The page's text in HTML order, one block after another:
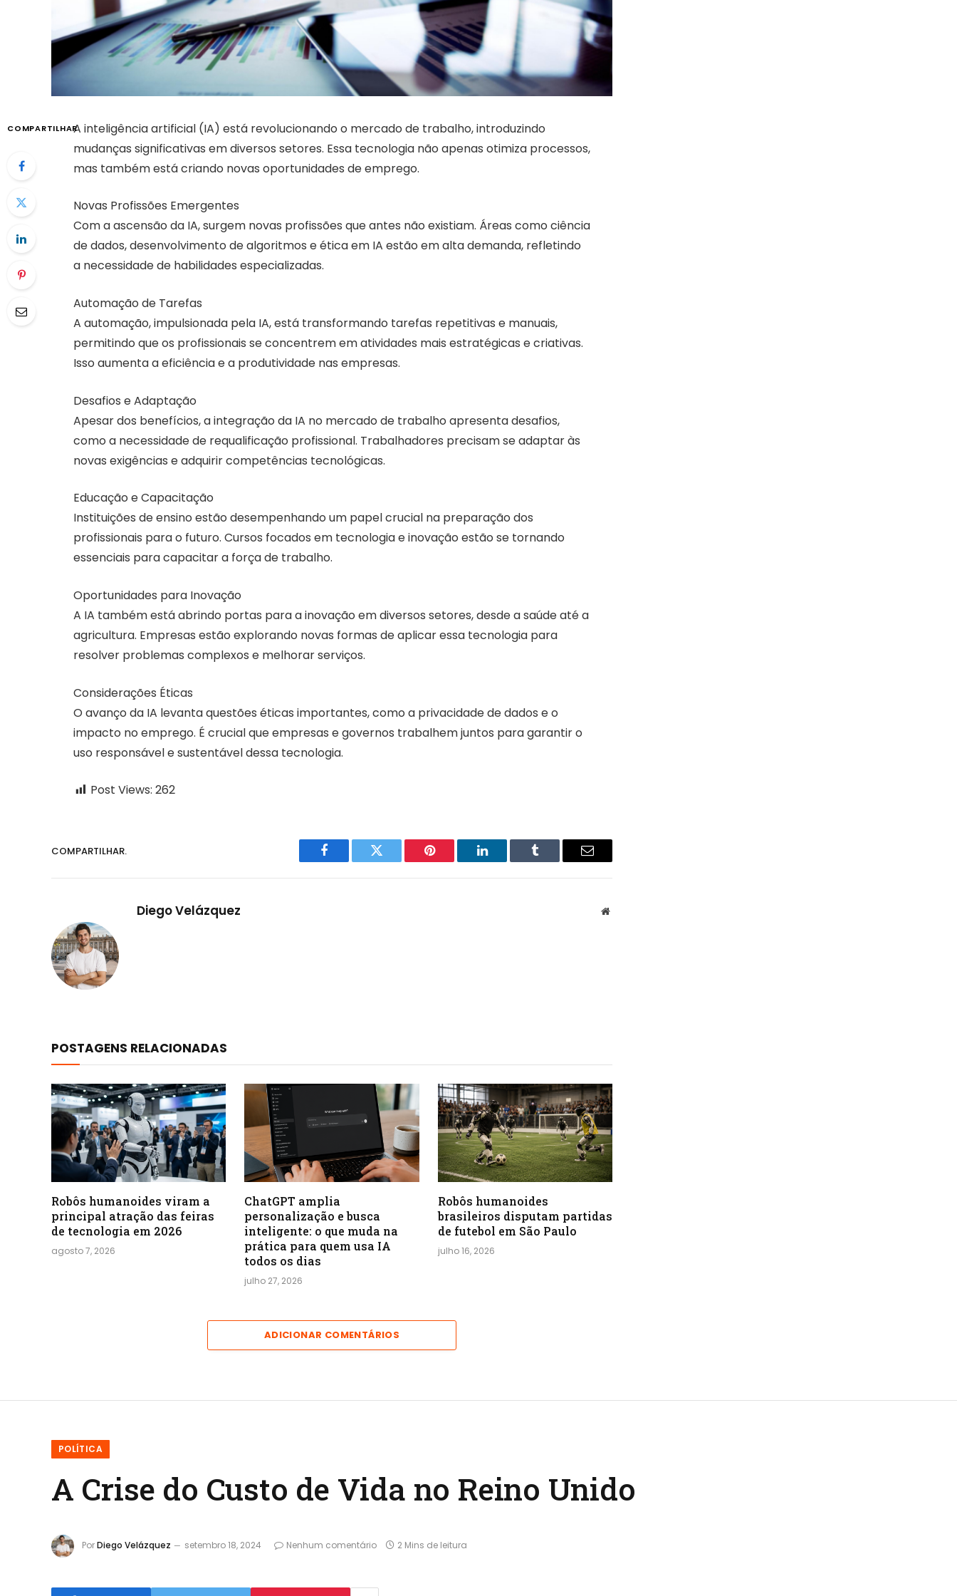
COMPARTILHARA inteligência artificial (IA) está revolucionando o mercado de trabalho, introduzindo
mudanças significativas em diversos setores. Essa tecnologia não apenas otimiza processos,
mas também está criando novas oportunidades de emprego.
Novas Profissões Emergentes
Com a ascensão da IA, surgem novas profissões que antes não existiam. Áreas como ciência
de dados, desenvolvimento de algoritmos e ética em IA estão em alta demanda, refletindo
a necessidade de habilidades especializadas.
Automação de Tarefas
A automação, impulsionada pela IA, está transformando tarefas repetitivas e manuais,
permitindo que os profissionais se concentrem em atividades mais estratégicas e criativas.
Isso aumenta a eficiência e a produtividade nas empresas.
Desafios e Adaptação
Apesar dos benefícios, a integração da IA no mercado de trabalho apresenta desafios,
como a necessidade de requalificação profissional. Trabalhadores precisam se adaptar às
novas exigências e adquirir competências tecnológicas.
Educação e Capacitação
Instituições de ensino estão desempenhando um papel crucial na preparação dos
profissionais para o futuro. Cursos focados em tecnologia e inovação estão se tornando
essenciais para capacitar a força de trabalho.
Oportunidades para Inovação
A IA também está abrindo portas para a inovação em diversos setores, desde a saúde até a
agricultura. Empresas estão explorando novas formas de aplicar essa tecnologia para
resolver problemas complexos e melhorar serviços.
Considerações Éticas
O avanço da IA levanta questões éticas importantes, como a privacidade de dados e o
impacto no emprego. É crucial que empresas e governos trabalhem juntos para garantir o
uso responsável e sustentável dessa tecnologia.
Post Views: 262
COMPARTILHAR.
Facebook Twitter Pinterest LinkedIn Tumblr Email
Diego Velázquez Website
POSTAGENS RELACIONADAS
Robôs humanoides viram a
principal atração das feiras
de tecnologia em 2026
agosto 7, 2026
ChatGPT amplia
personalização e busca
inteligente: o que muda na
prática para quem usa IA
todos os dias
julho 27, 2026
Robôs humanoides
brasileiros disputam partidas
de futebol em São Paulo
julho 16, 2026
ADICIONAR COMENTÁRIOS
POLÍTICA
A Crise do Custo de Vida no Reino Unido
PorDiego Velázquez setembro 18, 2024 Nenhum comentário 2 Mins de leitura